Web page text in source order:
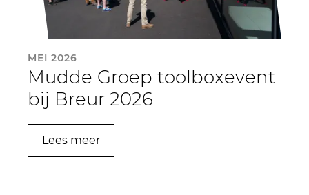
MEI 2026
Mudde Groep toolboxevent
bij Breur 2026
Lees meer